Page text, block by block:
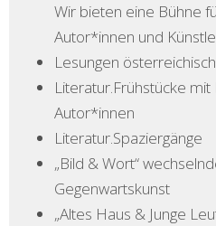
Wir bieten eine Bühne
Autor*innen und
Lesungen
Literatur.Frühstücke
Autor*innen
Literatur.Spaziergänge
„Bild & Wort“
Gegenwartskunst
„Altes Haus & Junge